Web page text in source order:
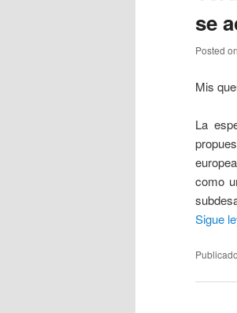
se
Posted on
Mis
La
como
Sigue